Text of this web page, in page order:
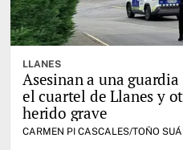
LLANES
Asesinan a una
el cuartel de Llanes y
herido grave
CARMEN PI CASCALES/TOÑO